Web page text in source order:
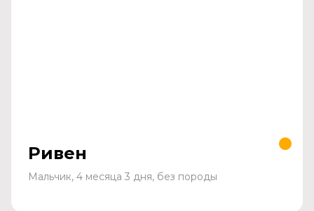
Ривен
Мальчик, 4 месяца 3 дня, без породы